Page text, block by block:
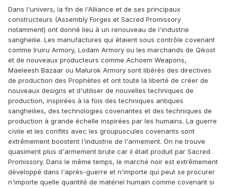
Dans l'univers, la fin de l'Alliance et de ses principaux
constructeurs (Assembly Forges et Sacred Promissory
notamment) ont donné lieu à un renouveau de l'industrie
sangheilie. Les manufactures qui étaient sous contrôle covenant
comme Iruiru Armory, Lodam Armory ou les marchands de Qikost
et de nouveaux producteurs comme Achoem Weapons,
Maeleesh Bazaar ou Malurok Armory sont libérés des directives
de production des Prophètes et ont toute la liberté de créer de
nouveaux designs et d'utiliser de nouvelles techniques de
production, inspirées à la fois des techniques antiques
sangheilies, des technologies covenantes et des techniques de
production à grande échelle inspirées par les humains. La guerre
civile et les conflits avec les groupuscules covenants sont
extrêmement boostent l'industrie de l'armement. On ne trouve
quasiment plus d'armement brute car il était produit par Sacred
Promissory. Dans le même temps, le marché noir est extrêmement
développé dans l'après-guerre et n'importe qui peut se procurer
n'importe quelle quantité de matériel humain comme covenant si